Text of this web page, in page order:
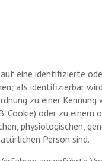
eine identifizierte
als identifizierbar
zu einer Kennung
Cookie) oder zu einem
physiologischen,
Person sind.